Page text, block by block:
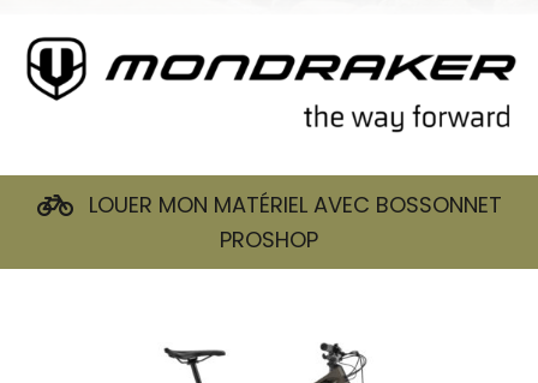
LOUER MON MATÉRIEL AVEC BOSSONNET
PROSHOP